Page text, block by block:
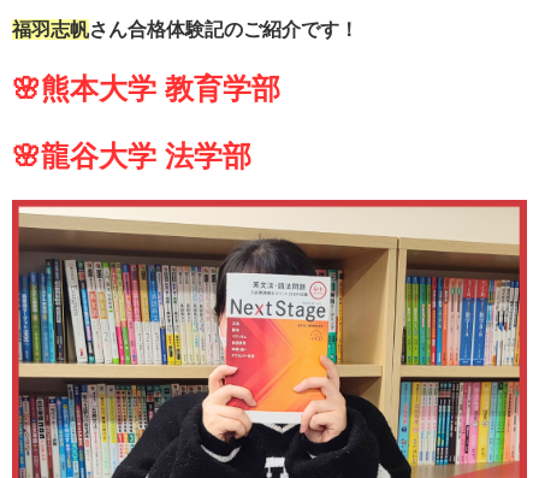
福羽志帆さん合格体験記のご紹介です！
🌸熊本大学 教育学部
🌸龍谷大学 法学部